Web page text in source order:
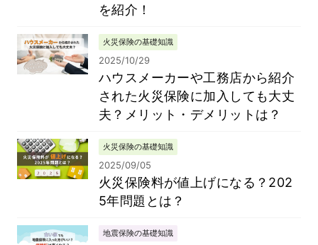
を紹介！
火災保険の基礎知識
2025/10/29
ハウスメーカーや工務店から紹介
された火災保険に加入しても大丈
夫？メリット・デメリットは？
火災保険の基礎知識
2025/09/05
火災保険料が値上げになる？202
5年問題とは？
地震保険の基礎知識